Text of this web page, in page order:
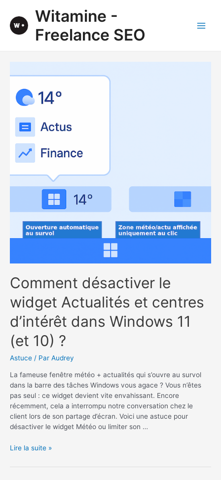
contenu
Witamine -
Freelance SEO
Comment désactiver le
widget Actualités et centres
d’intérêt dans Windows 11
(et 10) ?
Astuce / Par Audrey
La fameuse fenêtre météo + actualités qui s’ouvre au survol
dans la barre des tâches Windows vous agace ? Vous n’êtes
pas seul : ce widget devient vite envahissant. Encore
récemment, cela a interrompu notre conversation chez le
client lors de son partage d’écran. Voici une astuce pour
désactiver le widget Météo ou limiter son …
Comment
le
Lire la suite »